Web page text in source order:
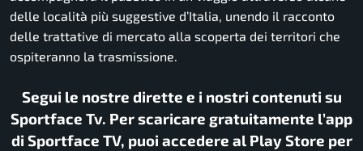
delle località più suggestive d’Italia, unendo il racconto
delle trattative di mercato alla scoperta dei territori che
ospiteranno la trasmissione.
Segui le nostre dirette e i nostri contenuti su
Sportface Tv. Per scaricare gratuitamente l’app
di Sportface TV, puoi accedere al Play Store per